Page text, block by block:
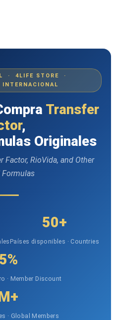
· 4LIFE STORE ·
Transfer
,
Originales
Factor, RioVida, and Other
Formulas
50+
Países disponibles · Countries
· Member Discount
· Global Members